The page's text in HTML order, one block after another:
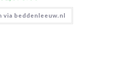
via beddenleeuw.nl